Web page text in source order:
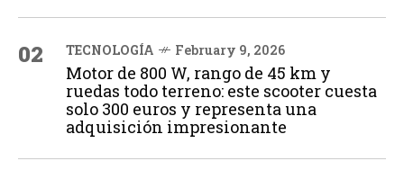
02 TECNOLOGÍA February 9, 2026
Motor de 800 W, rango de 45 km y
ruedas todo terreno: este scooter cuesta
solo 300 euros y representa una
adquisición impresionante